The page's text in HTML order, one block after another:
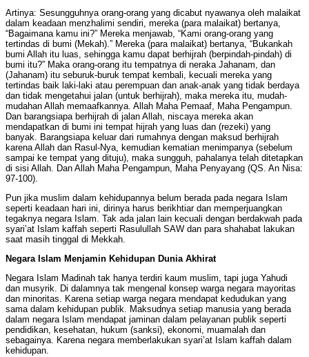
Artinya: Sesungguhnya orang-orang yang dicabut nyawanya oleh malaikat
dalam keadaan menzhalimi sendiri, mereka (para malaikat) bertanya,
“Bagaimana kamu ini?” Mereka menjawab, “Kami orang-orang yang
tertindas di bumi (Mekah).” Mereka (para malaikat) bertanya, “Bukankah
bumi Allah itu luas, sehingga kamu dapat berhijrah (berpindah-pindah) di
bumi itu?” Maka orang-orang itu tempatnya di neraka Jahanam, dan
(Jahanam) itu seburuk-buruk tempat kembali, kecuali mereka yang
tertindas baik laki-laki atau perempuan dan anak-anak yang tidak berdaya
dan tidak mengetahui jalan (untuk berhijrah), maka mereka itu, mudah-
mudahan Allah memaafkannya. Allah Maha Pemaaf, Maha Pengampun.
Dan barangsiapa berhijrah di jalan Allah, niscaya mereka akan
mendapatkan di bumi ini tempat hijrah yang luas dan (rezeki) yang
banyak. Barangsiapa keluar dari rumahnya dengan maksud berhijrah
karena Allah dan Rasul-Nya, kemudian kematian menimpanya (sebelum
sampai ke tempat yang dituju), maka sungguh, pahalanya telah ditetapkan
di sisi Allah. Dan Allah Maha Pengampun, Maha Penyayang (QS. An Nisa:
97-100).
Pun jika muslim dalam kehidupannya belum berada pada negara Islam
seperti keadaan hari ini, dirinya harus berikhtiar dan memperjuangkan
tegaknya negara Islam. Tak ada jalan lain kecuali dengan berdakwah pada
syari’at Islam kaffah seperti Rasulullah SAW dan para shahabat lakukan
saat masih tinggal di Mekkah.
Negara Islam Menjamin Kehidupan Dunia Akhirat
Negara Islam Madinah tak hanya terdiri kaum muslim, tapi juga Yahudi
dan musyrik. Di dalamnya tak mengenal konsep warga negara mayoritas
dan minoritas. Karena setiap warga negara mendapat kedudukan yang
sama dalam kehidupan publik. Maksudnya setiap manusia yang berada
dalam negara Islam mendapat jaminan dalam pelayanan publik seperti
pendidikan, kesehatan, hukum (sanksi), ekonomi, muamalah dan
sebagainya. Karena negara memberlakukan syari’at Islam kaffah dalam
kehidupan.